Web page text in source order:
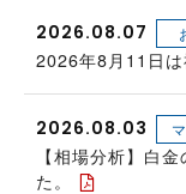
2026.08.07
2026年8月11日は
2026.08.03
【相場分析】白
た。